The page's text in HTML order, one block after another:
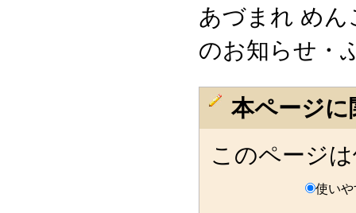
あづまれ めん
のお知らせ・
本ページ
このページ
使い